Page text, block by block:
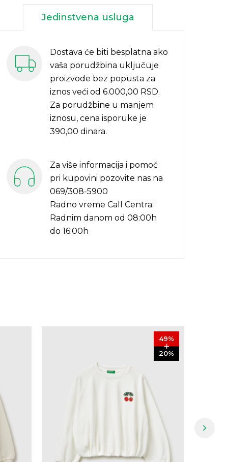
Jedinstvena usluga
Dostava će biti besplatna ako
vaša porudžbina uključuje
proizvode bez popusta za
iznos veći od 6.000,00 RSD.
Za porudžbine u manjem
iznosu, cena isporuke je
390,00 dinara.
Za više informacija i pomoć
pri kupovini pozovite nas na
069/308-5900
Radno vreme Call Centra:
Radnim danom od 08:00h
do 16:00h
49%
20%